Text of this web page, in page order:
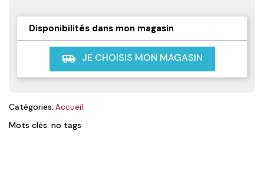
Disponibilités dans mon magasin
airport_shuttle JE CHOISIS MON MAGASIN
Catégories: Accueil
Mots clés: no tags